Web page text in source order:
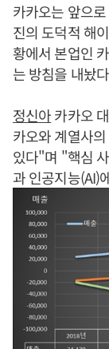
카카오는 앞으
진의 도덕적 해
황에서 본업인
는 방침을 내놨
정신아카카오
카오와 계열사
있다"며 "핵심
과 인공지능(AI)